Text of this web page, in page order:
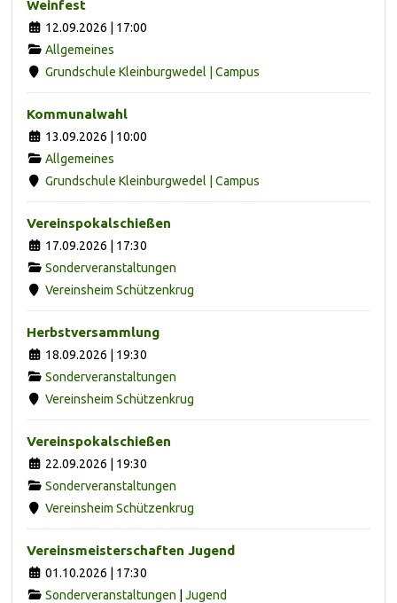
Weinfest
12.09.2026 | 17:00
Allgemeines
Grundschule Kleinburgwedel | Campus
Kommunalwahl
13.09.2026 | 10:00
Allgemeines
Grundschule Kleinburgwedel | Campus
Vereinspokalschießen
17.09.2026 | 17:30
Sonderveranstaltungen
Vereinsheim Schützenkrug
Herbstversammlung
18.09.2026 | 19:30
Sonderveranstaltungen
Vereinsheim Schützenkrug
Vereinspokalschießen
22.09.2026 | 19:30
Sonderveranstaltungen
Vereinsheim Schützenkrug
Vereinsmeisterschaften Jugend
01.10.2026 | 17:30
Sonderveranstaltungen
Jugend